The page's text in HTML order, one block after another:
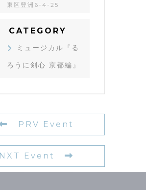
東区豊洲6-4-25
CATEGORY
ミュージカル『る
ろうに剣心 京都編』
PRV Event
NXT Event